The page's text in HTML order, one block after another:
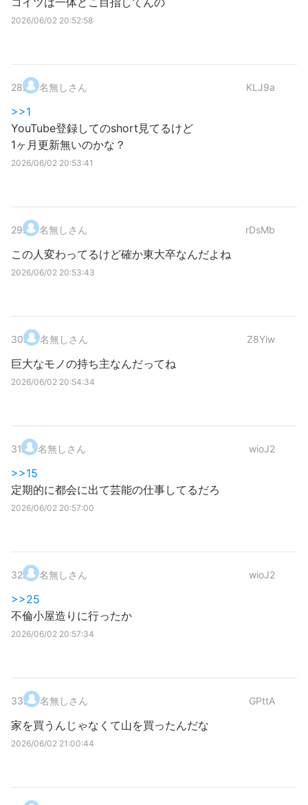
2026/06/02 20:52:58
28. 名無しさん KLJ9a
>>1
YouTube登録してのshort見てるけど
1ヶ月更新無いのかな？
2026/06/02 20:53:41
29. 名無しさん rDsMb
この人変わってるけど確か東大卒なんだよね
2026/06/02 20:53:43
30. 名無しさん Z8Yiw
巨大なモノの持ち主なんだってね
2026/06/02 20:54:34
31. 名無しさん wioJ2
>>15
定期的に都会に出て芸能の仕事してるだろ
2026/06/02 20:57:00
32. 名無しさん wioJ2
>>25
不倫小屋造りに行ったか
2026/06/02 20:57:34
33. 名無しさん GPttA
家を買うんじゃなくて山を買ったんだな
2026/06/02 21:00:44